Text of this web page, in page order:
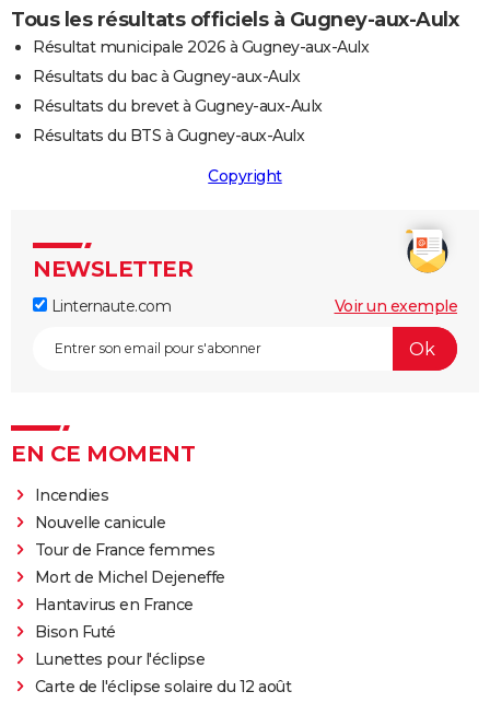
Tous les résultats officiels à Gugney-aux-Aulx
Résultat municipale 2026 à Gugney-aux-Aulx
Résultats du bac à Gugney-aux-Aulx
Résultats du brevet à Gugney-aux-Aulx
Résultats du BTS à Gugney-aux-Aulx
Copyright
NEWSLETTER
Linternaute.com Voir un exemple
EN CE MOMENT
Incendies
Nouvelle canicule
Tour de France femmes
Mort de Michel Dejeneffe
Hantavirus en France
Bison Futé
Lunettes pour l'éclipse
Carte de l'éclipse solaire du 12 août